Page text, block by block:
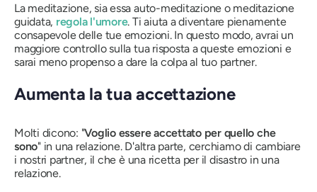
La meditazione, sia essa auto-meditazione o meditazione
guidata, regola l'umore. Ti aiuta a diventare pienamente
consapevole delle tue emozioni. In questo modo, avrai un
maggiore controllo sulla tua risposta a queste emozioni e
sarai meno propenso a dare la colpa al tuo partner.
Aumenta la tua accettazione
Molti dicono: "Voglio essere accettato per quello che
sono" in una relazione. D'altra parte, cerchiamo di cambiare
i nostri partner, il che è una ricetta per il disastro in una
relazione.